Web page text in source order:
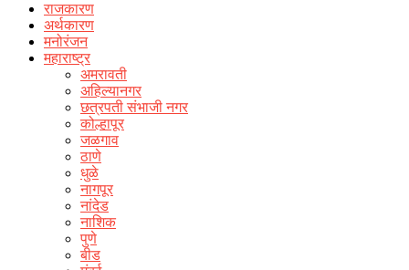
राजकारण
अर्थकारण
मनोरंजन
महाराष्ट्र
अमरावती
अहिल्यानगर
छत्रपती संभाजी नगर
कोल्हापूर
जळगाव
ठाणे
धुळे
नागपूर
नांदेड
नाशिक
पुणे
बीड